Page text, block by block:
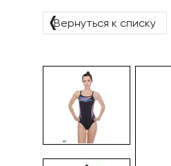
❬Вернуться к списку